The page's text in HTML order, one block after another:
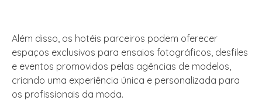
Além disso, os hotéis parceiros podem oferecer
espaços exclusivos para ensaios fotográficos, desfiles
e eventos promovidos pelas agências de modelos,
criando uma experiência única e personalizada para
os profissionais da moda.